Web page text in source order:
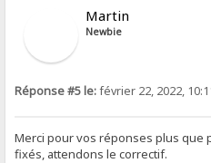
Martin
Newbie
Réponse #5 le:février 22, 2022,
Merci pour vos réponses plus que
fixés, attendons le correctif.